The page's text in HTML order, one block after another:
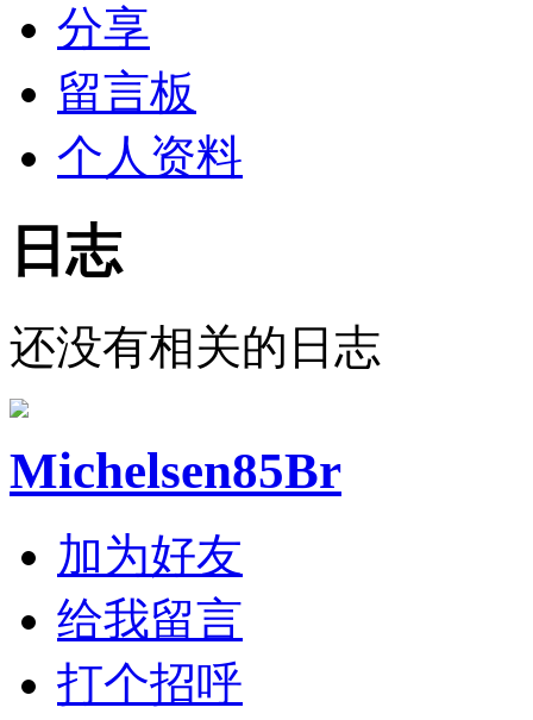
分享
留言板
个人资料
日志
还没有相关的日志
Michelsen85Br
加为好友
给我留言
打个招呼